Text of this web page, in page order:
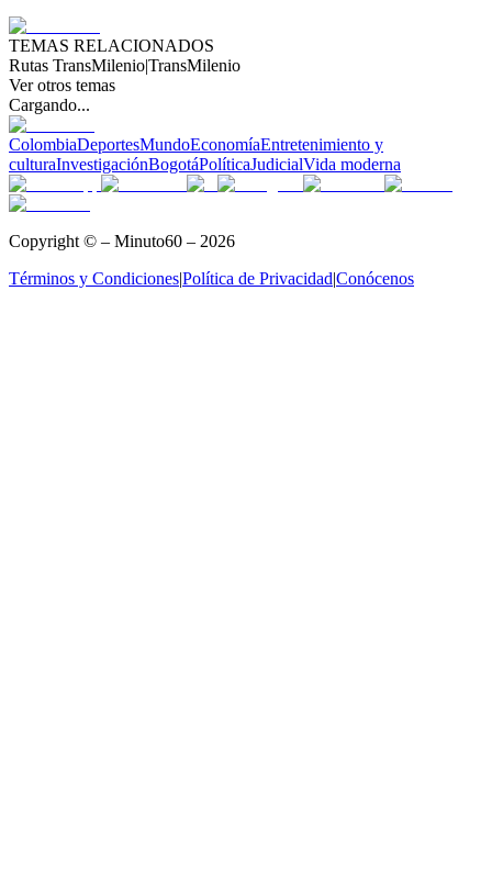
TEMAS RELACIONADOS
Rutas TransMilenio|TransMilenio
Ver otros temas
Cargando...
ColombiaDeportesMundoEconomíaEntretenimiento y
culturaInvestigaciónBogotáPolíticaJudicialVida moderna
Copyright © – Minuto60 – 2026
Términos y Condiciones|Política de Privacidad|Conócenos